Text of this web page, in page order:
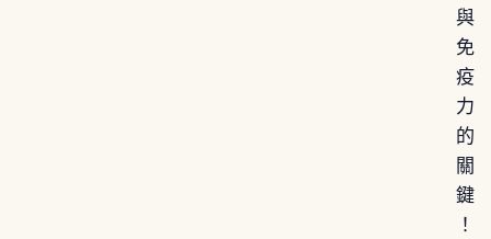
與
免
疫
力
的
關
鍵
！